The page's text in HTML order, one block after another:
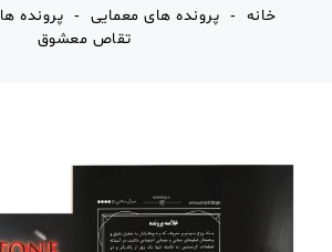
خانه پرونده های معمایی
پرونده
تقاص معشوق